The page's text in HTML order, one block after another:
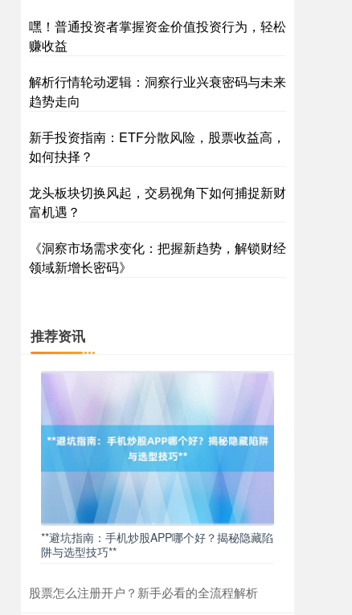
深证成指
沪深300
1122.88
创业板指
嘿！普通投资者掌握资金价值投资行为，轻松
赚收益
解析行情轮动逻辑：洞察行业兴衰密码与未来
趋势走向
新手投资指南：ETF分散风险，股票收益高，
如何抉择？
龙头板块切换风起，交易视角下如何捕捉新财
富机遇？
《洞察市场需求变化：把握新趋势，解锁财经
领域新增长密码》
推荐资讯
**避坑指南：手机炒股APP哪个好？揭秘隐藏陷
阱与选型技巧**
股票怎么注册开户？新手必看的全流程解析